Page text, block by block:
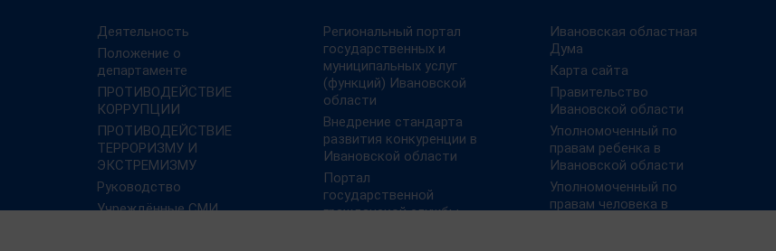
Деятельность
Положение о
департаменте
ПРОТИВОДЕЙСТВИЕ
КОРРУПЦИИ
ПРОТИВОДЕЙСТВИЕ
ТЕРРОРИЗМУ И
ЭКСТРЕМИЗМУ
Руководство
Учреждённые СМИ
Региональный портал
государственных и
муниципальных услуг
(функций) Ивановской
области
Внедрение стандарта
развития конкуренции в
Ивановской области
Портал
государственной
гражданской службы
Ивановская областная
Дума
Карта сайта
Правительство
Ивановской области
Уполномоченный по
правам ребенка в
Ивановской области
Уполномоченный по
правам человека в